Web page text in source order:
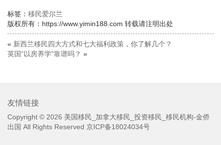
标签： 移民爱尔兰
版权所有：https://www.yimin188.com 转载请注明出处
« 新西兰移民四大方式和七大福利政策，你了解几个？
英国“以房养学”靠谱吗？ »
友情链接
Copyright © 2026 美国移民_加拿大移民_投资移民_移民机构-金侨
出国 All Rights Reserved 京ICP备18024034号